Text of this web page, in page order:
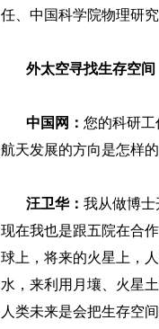
任、中国科学院物理研
外太空寻找生存空间
中国网： 您的科研
航天发展的方向是怎样的
汪卫华： 我从做博士
现在我也是跟五院在合
球上，将来的火星上，
水，来利用月壤、火星
人类未来是会把生存空